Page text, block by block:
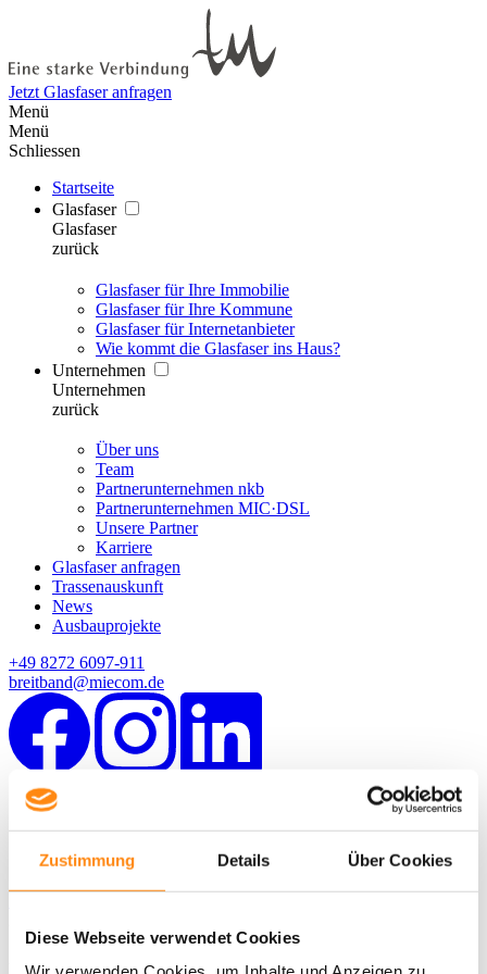
Zustimmung Details Über Cookies
Diese Webseite verwendet Cookies
Jetzt Glasfaser anfragen
Menü
Menü
Schliessen
Startseite
Glasfaser
Glasfaser
zurück
Glasfaser für Ihre Immobilie
Glasfaser für Ihre Kommune
Glasfaser für Internetanbieter
Wie kommt die Glasfaser ins Haus?
Unternehmen
Unternehmen
zurück
Über uns
Team
Partnerunternehmen nkb
Partnerunternehmen MIC·DSL
Unsere Partner
Karriere
Glasfaser anfragen
Trassenauskunft
News
Ausbauprojekte
+49 8272 6097-911
breitband@miecom.de
Kontakt
Downloads